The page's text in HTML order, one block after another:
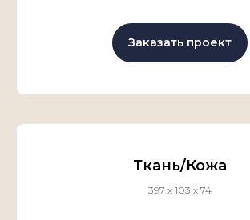
Заказать проект
Ткань/Кожа
397 х 103 х 74